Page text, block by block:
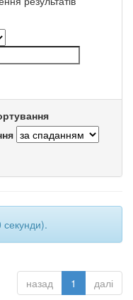
секунди).
назад 1 далі